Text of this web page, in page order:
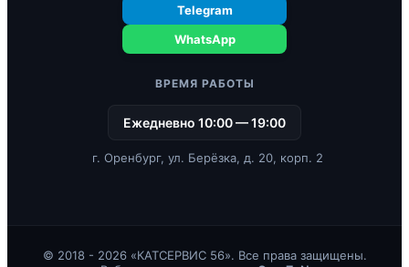
Telegram
WhatsApp
ВРЕМЯ РАБОТЫ
Ежедневно 10:00 — 19:00
г. Оренбург, ул. Берёзка, д. 20, корп. 2
© 2018 - 2026 «КАТСЕРВИС 56». Все права защищены.